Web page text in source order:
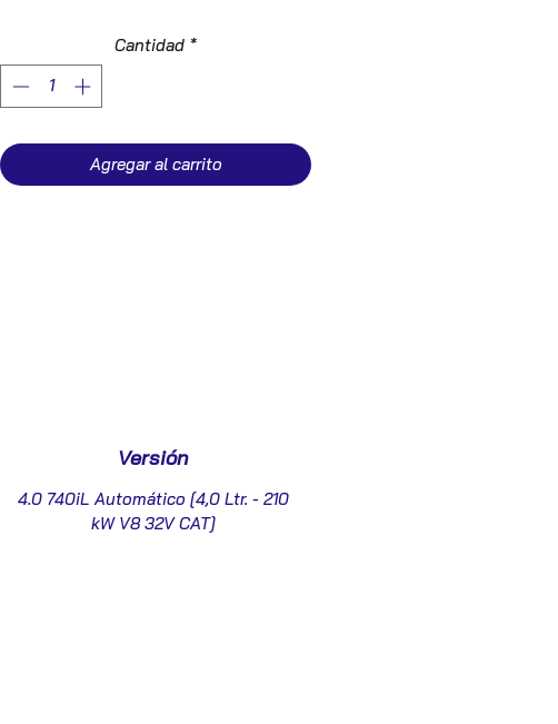
Cantidad *
Agregar al carrito
Versión
4.0 740iL Automático [4,0 Ltr. - 210
kW V8 32V CAT]